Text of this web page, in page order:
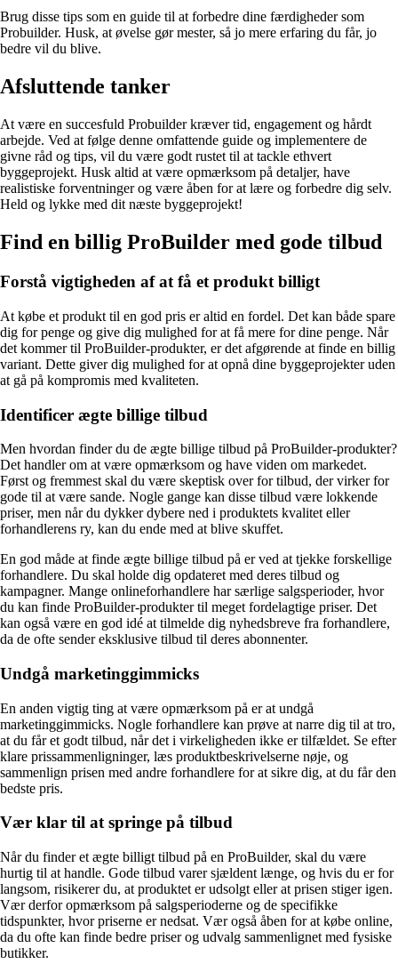
Brug disse tips som en guide til at forbedre dine færdigheder som
Probuilder. Husk, at øvelse gør mester, så jo mere erfaring du får, jo
bedre vil du blive.
Afsluttende tanker
At være en succesfuld Probuilder kræver tid, engagement og hårdt
arbejde. Ved at følge denne omfattende guide og implementere de
givne råd og tips, vil du være godt rustet til at tackle ethvert
byggeprojekt. Husk altid at være opmærksom på detaljer, have
realistiske forventninger og være åben for at lære og forbedre dig selv.
Held og lykke med dit næste byggeprojekt!
Find en billig ProBuilder med gode tilbud
Forstå vigtigheden af ​​at få et produkt billigt
At købe et produkt til en god pris er altid en fordel. Det kan både spare
dig for penge og give dig mulighed for at få mere for dine penge. Når
det kommer til ProBuilder-produkter, er det afgørende at finde en billig
variant. Dette giver dig mulighed for at opnå dine byggeprojekter uden
at gå på kompromis med kvaliteten.
Identificer ægte billige tilbud
Men hvordan finder du de ægte billige tilbud på ProBuilder-produkter?
Det handler om at være opmærksom og have viden om markedet.
Først og fremmest skal du være skeptisk over for tilbud, der virker for
gode til at være sande. Nogle gange kan disse tilbud være lokkende
priser, men når du dykker dybere ned i produktets kvalitet eller
forhandlerens ry, kan du ende med at blive skuffet.
En god måde at finde ægte billige tilbud på er ved at tjekke forskellige
forhandlere. Du skal holde dig opdateret med deres tilbud og
kampagner. Mange onlineforhandlere har særlige salgsperioder, hvor
du kan finde ProBuilder-produkter til meget fordelagtige priser. Det
kan også være en god idé at tilmelde dig nyhedsbreve fra forhandlere,
da de ofte sender eksklusive tilbud til deres abonnenter.
Undgå marketinggimmicks
En anden vigtig ting at være opmærksom på er at undgå
marketinggimmicks. Nogle forhandlere kan prøve at narre dig til at tro,
at du får et godt tilbud, når det i virkeligheden ikke er tilfældet. Se efter
klare prissammenligninger, læs produktbeskrivelserne nøje, og
sammenlign prisen med andre forhandlere for at sikre dig, at du får den
bedste pris.
Vær klar til at springe på tilbud
Når du finder et ægte billigt tilbud på en ProBuilder, skal du være
hurtig til at handle. Gode tilbud varer sjældent længe, og hvis du er for
langsom, risikerer du, at produktet er udsolgt eller at prisen stiger igen.
Vær derfor opmærksom på salgsperioderne og de specifikke
tidspunkter, hvor priserne er nedsat. Vær også åben for at købe online,
da du ofte kan finde bedre priser og udvalg sammenlignet med fysiske
butikker.